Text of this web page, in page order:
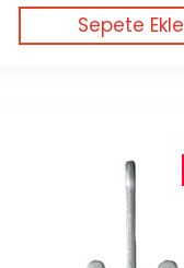
Sepete Ekle